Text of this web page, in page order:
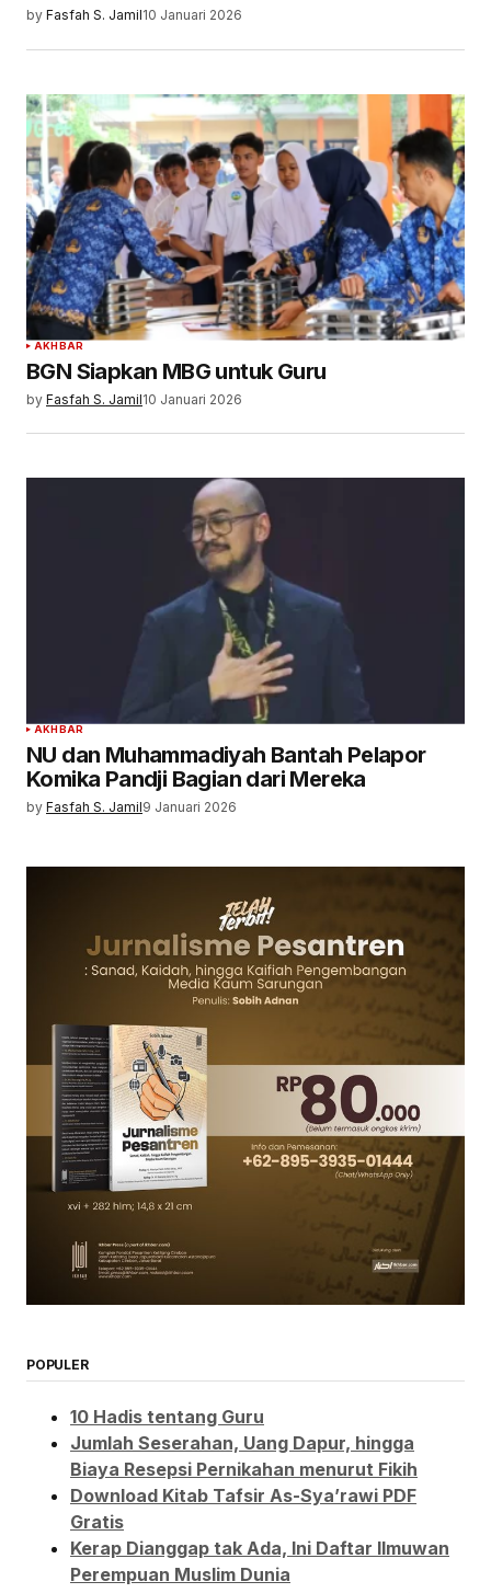
by Fasfah S. Jamil10 Januari 2026
AKHBAR
BGN Siapkan MBG untuk Guru
by Fasfah S. Jamil10 Januari 2026
AKHBAR
NU dan Muhammadiyah Bantah Pelapor
Komika Pandji Bagian dari Mereka
by Fasfah S. Jamil9 Januari 2026
POPULER
10 Hadis tentang Guru
Jumlah Seserahan, Uang Dapur, hingga
Biaya Resepsi Pernikahan menurut Fikih
Download Kitab Tafsir As-Sya’rawi PDF
Gratis
Kerap Dianggap tak Ada, Ini Daftar Ilmuwan
Perempuan Muslim Dunia